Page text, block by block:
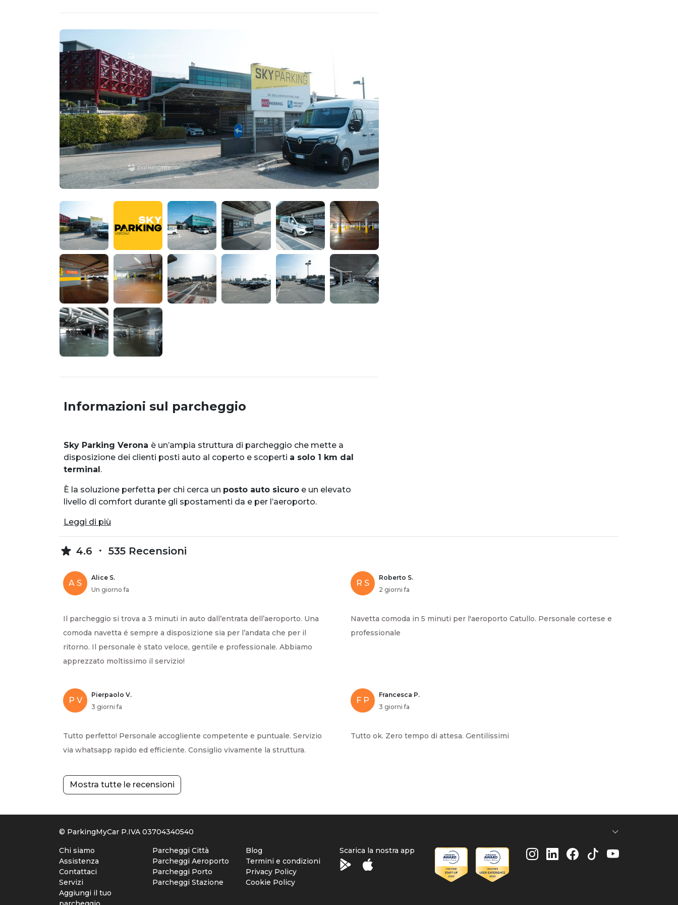
Informazioni sul parcheggio
Sky Parking Verona è un’ampia struttura di parcheggio che mette a
disposizione dei clienti posti auto al coperto e scoperti a solo 1 km dal
terminal.
È la soluzione perfetta per chi cerca un posto auto sicuro e un elevato
livello di comfort durante gli spostamenti da e per l’aeroporto.
Leggi di più
4.6 535 Recensioni
A S
Alice S.
Un giorno fa
Il parcheggio si trova a 3 minuti in auto dall’entrata dell’aeroporto. Una
comoda navetta é sempre a disposizione sia per l’andata che per il
ritorno. Il personale è stato veloce, gentile e professionale. Abbiamo
apprezzato moltissimo il servizio!
R S
Roberto S.
2 giorni fa
Navetta comoda in 5 minuti per l'aeroporto Catullo. Personale cortese e
professionale
P V
Pierpaolo V.
3 giorni fa
Tutto perfetto! Personale accogliente competente e puntuale. Servizio
via whatsapp rapido ed efficiente. Consiglio vivamente la struttura.
F P
Francesca P.
3 giorni fa
Tutto ok. Zero tempo di attesa. Gentilissimi
Mostra tutte le recensioni
© ParkingMyCar P.IVA 03704340540
Chi siamo
Assistenza
Contattaci
Servizi
Aggiungi il tuo
Parcheggi Città
Parcheggi Aeroporto
Parcheggi Porto
Parcheggi Stazione
Blog
Termini e condizioni
Privacy Policy
Cookie Policy
Scarica la nostra app